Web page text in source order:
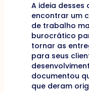
A ideia desses
encontrar um
de trabalho
burocrático
tornar as
para seus
documentou
que deram